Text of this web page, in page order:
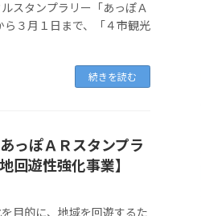
スタンプラリー「あっぽＡ
３月１日まで、「４市観光
続きを読む
っぽＡＲスタンプラ
回遊性強化事業】
目的に、地域を回遊するた